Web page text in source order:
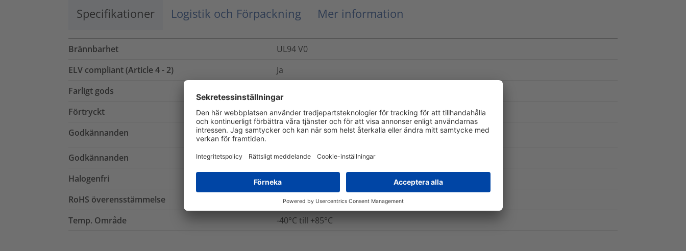
Specifikationer Logistik och Förpackning Mer information
Brännbarhet
UL94 V0
ELV compliant (Article 4 - 2)
Ja
Farligt gods
Förtryckt
Ja
Godkännanden
Godkännanden
EN 60062, IEC 304
Halogenfri
Ja
RoHS överensstämmelse
Temp. Område
-40°C till +85°C